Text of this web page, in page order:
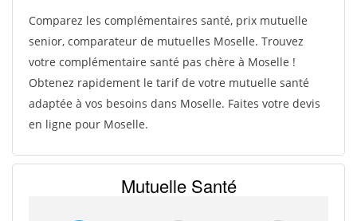
Comparez les complémentaires santé, prix mutuelle
senior, comparateur de mutuelles Moselle. Trouvez
votre complémentaire santé pas chère à Moselle !
Obtenez rapidement le tarif de votre mutuelle santé
adaptée à vos besoins dans Moselle. Faites votre devis
en ligne pour Moselle.